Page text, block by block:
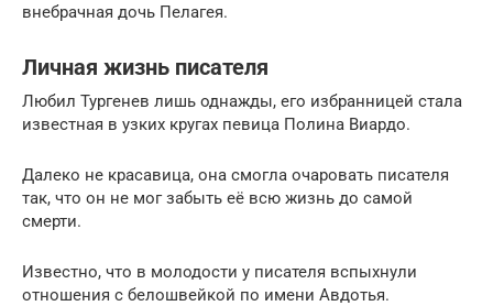
внебрачная дочь Пелагея.
Личная жизнь писателя
Любил Тургенев лишь однажды, его избранницей стала
известная в узких кругах певица Полина Виардо.
Далеко не красавица, она смогла очаровать писателя
так, что он не мог забыть её всю жизнь до самой
смерти.
Известно, что в молодости у писателя вспыхнули
отношения с белошвейкой по имени Авдотья.